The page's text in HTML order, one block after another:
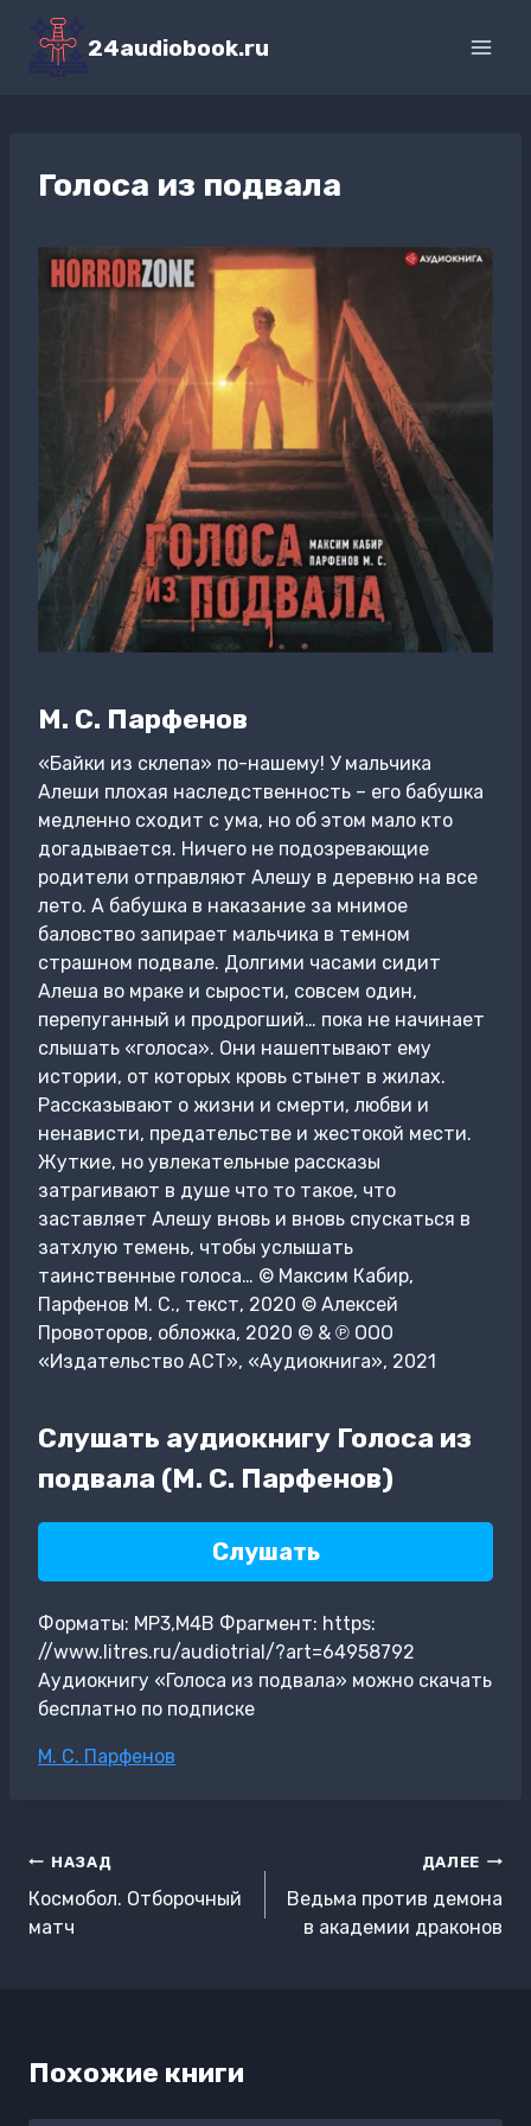
Перейти
содержимому
24audiobook.ru
Голоса из подвала
М. С. Парфенов
«Байки из склепа» по-нашему! У мальчика
Алеши плохая наследственность – его бабушка
медленно сходит с ума, но об этом мало кто
догадывается. Ничего не подозревающие
родители отправляют Алешу в деревню на все
лето. А бабушка в наказание за мнимое
баловство запирает мальчика в темном
страшном подвале. Долгими часами сидит
Алеша во мраке и сырости, совсем один,
перепуганный и продрогший… пока не начинает
слышать «голоса». Они нашептывают ему
истории, от которых кровь стынет в жилах.
Рассказывают о жизни и смерти, любви и
ненависти, предательстве и жестокой мести.
Жуткие, но увлекательные рассказы
затрагивают в душе что то такое, что
заставляет Алешу вновь и вновь спускаться в
затхлую темень, чтобы услышать
таинственные голоса… © Максим Кабир,
Парфенов М. С., текст, 2020 © Алексей
Провоторов, обложка, 2020 © & ℗ ООО
«Издательство АСТ», «Аудиокнига», 2021
Слушать аудиокнигу Голоса из
подвала (М. С. Парфенов)
Слушать
Форматы: MP3,M4B Фрагмент: https:
//www.litres.ru/audiotrial/?art=64958792
Аудиокнигу «Голоса из подвала» можно скачать
бесплатно по подписке
Метки
М. С. Парфенов
Навигация
по
записям
НАЗАД
Космобол. Отборочный
матч
ДАЛЕЕ
Ведьма против демона
в академии драконов
Похожие книги